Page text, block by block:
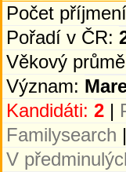
Počet
Pořadí v ČR:
Věkový
Význam:
Kandidáti: 2 |
Familysearch |
V